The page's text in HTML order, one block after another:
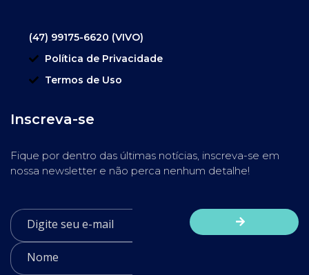
(47) 99175-6620 (VIVO)
Política de Privacidade
Termos de Uso
Inscreva-se
Fique por dentro das últimas notícias, inscreva-se em
nossa newsletter e não perca nenhum detalhe!